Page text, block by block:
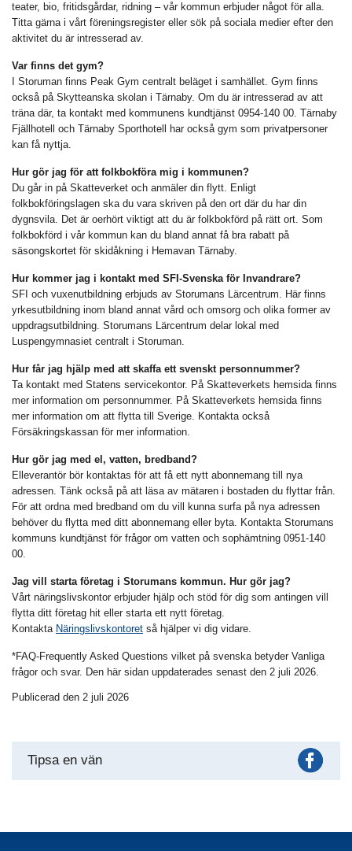
teater, bio, fritidsgårdar, ridning – vår kommun erbjuder något för alla.
Titta gärna i vårt föreningsregister eller sök på sociala medier efter den
aktivitet du är intresserad av.
Var finns det gym?
I Storuman finns Peak Gym centralt beläget i samhället. Gym finns
också på Skytteanska skolan i Tärnaby. Om du är intresserad av att
träna där, ta kontakt med kommunens kundtjänst 0954-140 00. Tärnaby
Fjällhotell och Tärnaby Sporthotell har också gym som privatpersoner
kan få nyttja.
Hur gör jag för att folkbokföra mig i kommunen?
Du går in på Skatteverket och anmäler din flytt. Enligt
folkbokföringslagen ska du vara skriven på den ort där du har din
dygnsvila. Det är oerhört viktigt att du är folkbokförd på rätt ort. Som
folkbokförd i vår kommun kan du bland annat få bra rabatt på
säsongskortet för skidåkning i Hemavan Tärnaby.
Hur kommer jag i kontakt med SFI-Svenska för Invandrare?
SFI och vuxenutbildning erbjuds av Storumans Lärcentrum. Här finns
yrkesutbildning inom bland annat vård och omsorg och olika former av
uppdragsutbildning. Storumans Lärcentrum delar lokal med
Luspengymnasiet centralt i Storuman.
Hur får jag hjälp med att skaffa ett svenskt personnummer?
Ta kontakt med Statens servicekontor. På Skatteverkets hemsida finns
mer information om personnummer. På Skatteverkets hemsida finns
mer information om att flytta till Sverige. Kontakta också
Försäkringskassan för mer information.
Hur gör jag med el, vatten, bredband?
Elleverantör bör kontaktas för att få ett nytt abonnemang till nya
adressen. Tänk också på att läsa av mätaren i bostaden du flyttar från.
För att ordna med bredband om du vill kunna surfa på nya adressen
behöver du flytta med ditt abonnemang eller byta. Kontakta Storumans
kommuns kundtjänst för frågor om vatten och sophämtning 0951-140
00.
Jag vill starta företag i Storumans kommun. Hur gör jag?
Vårt näringslivskontor erbjuder hjälp och stöd för dig som antingen vill
flytta ditt företag hit eller starta ett nytt företag.
Kontakta Näringslivskontoret så hjälper vi dig vidare.
*FAQ-Frequently Asked Questions vilket på svenska betyder Vanliga
frågor och svar. Den här sidan uppdaterades senast den 2 juli 2026.
Publicerad den 2 juli 2026
Tipsa en vän